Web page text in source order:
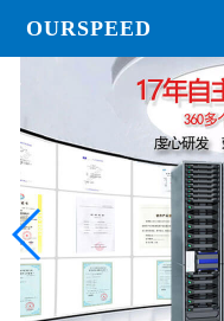
OURSPEED